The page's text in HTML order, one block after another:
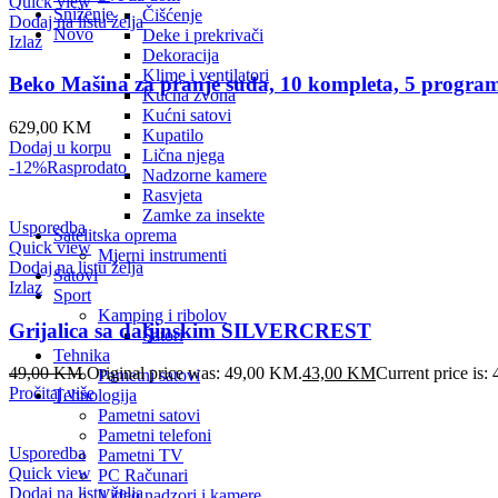
Čišćenje
Deke i prekrivači
Dekoracija
Klime i ventilatori
Kućna zvona
Kućni satovi
Kupatilo
Lična njega
Nadzorne kamere
Rasvjeta
Zamke za insekte
Satelitska oprema
Mjerni instrumenti
Satovi
Sport
Kamping i ribolov
Šatori
Tehnika
Pametni satovi
Tehnologija
Pametni satovi
Pametni telefoni
Pametni TV
PC Računari
Sniženje
Novo
Dodaj na listu želja
Izlaz
Beko Mašina za pranje suđa, 10 kompleta, 5
629,00 KM
Dodaj u korpu
-12%Rasprodato
Usporedba
Quick view
Dodaj na listu želja
Izlaz
Grijalica sa daljinskim SILVERCREST
49,00KM Original price was: 49,00 KM.43,00 KMCurrent price is:
Pročitaj više
Usporedba
Quick view
Dodaj na listu želja